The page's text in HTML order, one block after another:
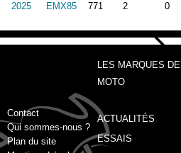
2025 EMX85 771 2 0
Contact
Qui sommes-nous ?
Plan du site
LES MARQUES DE
MOTO
ACTUALITÉS
ESSAIS